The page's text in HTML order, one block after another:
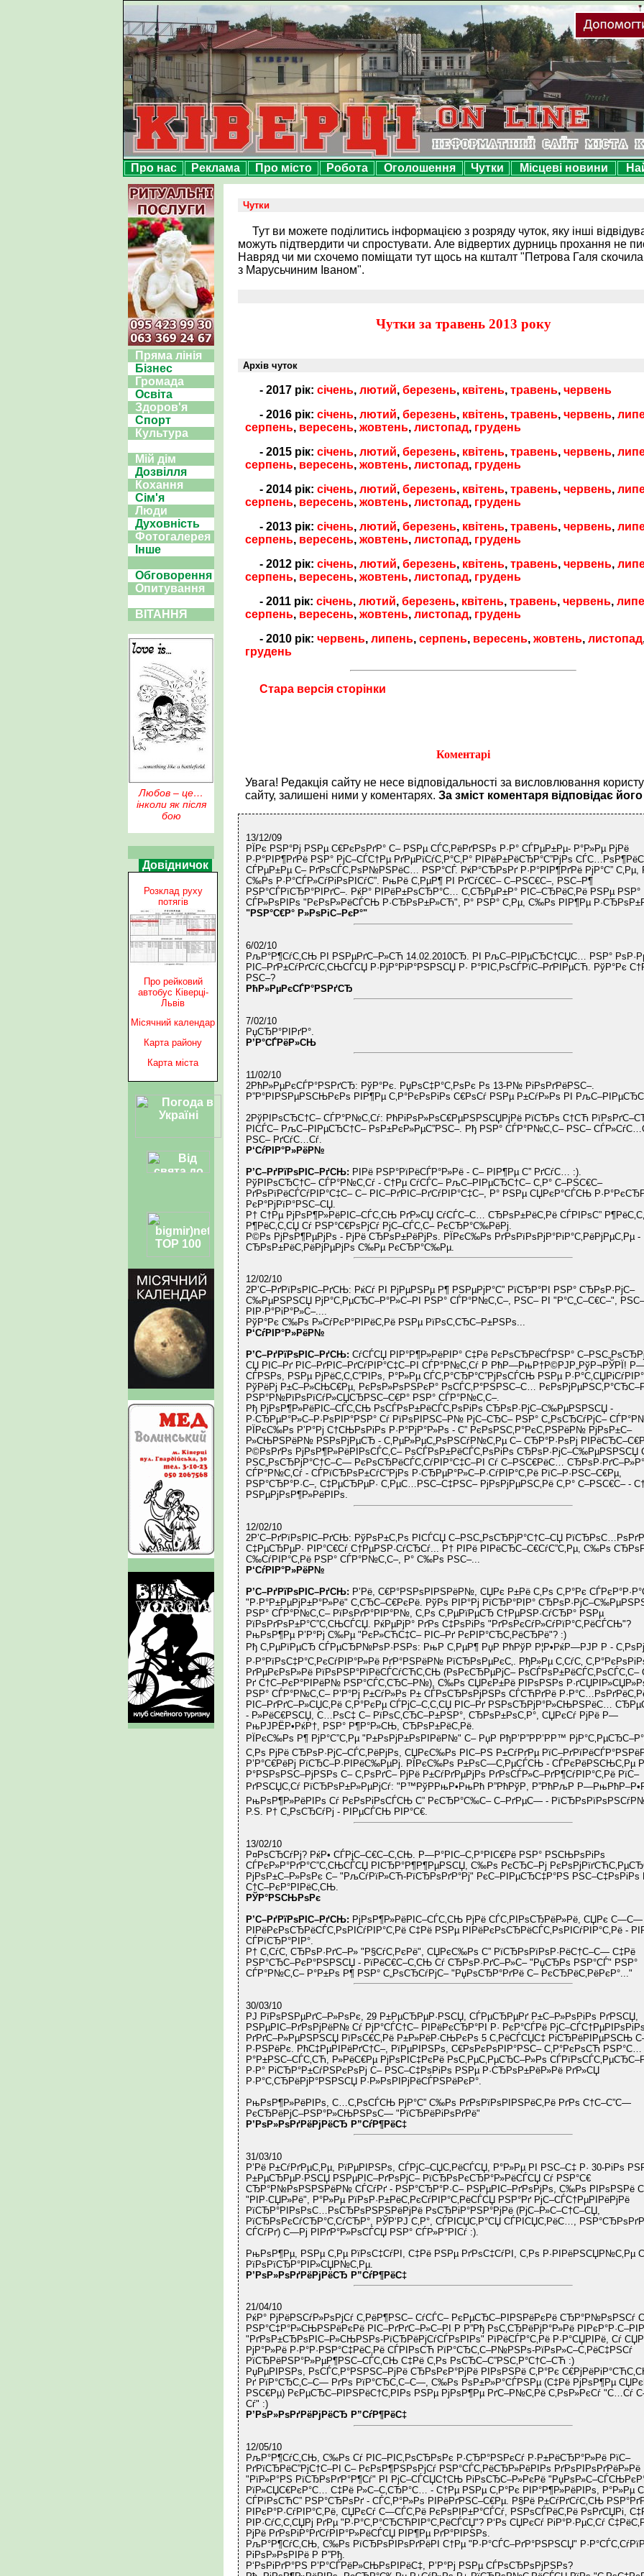
Про нас Реклама Про місто Робота Оголошення Чутки Місцеві новини
Пряма лінія
Бізнес
Громада
Освіта
Здоров'я
Спорт
Культура
Мій дім
Дозвілля
Кохання
Сім'я
Люди
Духовність
Фотогалерея
Інше
Обговорення
Опитування
ВІТАННЯ
Любов – це…
інколи як після
бою
Довідничок
Розклад руху
потягів
Про рейковий
автобус Ківерці-
Львів
Місячний календар
Карта району
Карта міста
Чутки
Тут ви можете поділитись інформацією з розряду чуток, яку інші
можуть підтвердити чи спростувати. Але відвертих дурниць прохання не
Навряд чи ми схочемо поміщати тут щось на кшталт "Петрова Галя скочила
з Марусьчиним Іваном".
Чутки за травень 2013 року
Архів чуток
- 2017 рік: січень, лютий, березень, квітень, травень, червень
- 2016 рік: січень, лютий, березень, квітень, травень, червень,
серпень, вересень, жовтень, листопад, грудень
- 2015 рік: січень, лютий, березень, квітень, травень, червень,
серпень, вересень, жовтень, листопад, грудень
- 2014 рік: січень, лютий, березень, квітень, травень, червень,
серпень, вересень, жовтень, листопад, грудень
- 2013 рік: січень, лютий, березень, квітень, травень, червень,
серпень, вересень, жовтень, листопад, грудень
- 2012 рік: січень, лютий, березень, квітень, травень, червень,
серпень, вересень, жовтень, листопад, грудень
- 2011 рік: січень, лютий, березень, квітень, травень, червень,
серпень, вересень, жовтень, листопад, грудень
- 2010 рік: червень, липень, серпень, вересень, жовтень, листопад
грудень
Стара версія сторінки
Коментарі
Увага! Редакція сайту не несе відповідальності за висловлювання
сайту, залишені ними у коментарях. За зміст коментаря відповідає
13/12/09
РЇРє РЅР°Рј РЅРµ С€РєРѕРґР° С– РЅРµ СЃС‚РёРґРЅРѕ Р·Р° СЃРµР±Рµ- Р°Р»Рµ РјРё
Р·Р°РІР¶РґРё РЅР° РјС–СЃС†Рµ РґРµРїСѓС‚Р°С‚Р° РІРёР±РёСЂР°С”РјРѕ
СЃРµР±Рµ С– РґРѕСЃС‚РѕР№РЅРёС… РЅР°СЃ. РќР°СЂРѕРґ Р·Р°РІР¶РґРё РјР°С” С‚Рµ,
С‰Рѕ Р·Р°СЃР»СѓРіРѕРІСѓС”. РњРё С‚РµР¶ РІ РґСѓС€С– С–РЅС€С–, РЅС–Р¶
РЅР°СЃРїСЂР°РІРґС–. РќР° РІРёР±РѕСЂР°С… С‚СЂРµР±Р° РІС–СЂРёС‚Рё РЅРµ РЅР°
СЃР»РѕРІРѕ "РєРѕР»РёСЃСЊ Р·СЂРѕР±Р»СЋ", Р° РЅР° С‚Рµ, С‰Рѕ РІР¶Рµ
"РЅР°С€Р° Р»РѕРіС–РєР°"
6/02/10
РљР°Р¶СѓС‚СЊ РІ РЅРµРґС–Р»СЋ 14.02.2010СЂ. РІ РљС–РІРµСЂС†СЏС… РЅР°
РІС–РґР±СѓРґСѓС‚СЊСЃСЏ Р·РјР°РіР°РЅРЅСЏ Р· Р°РІС‚РѕСЃРїС–РґРІРµСЋ. РўР°Рє
РЅС–?
РћР»РµРєСЃР°РЅРґСЂ
7/02/10
РџСЂР°РІРґР°.
Р’Р°СЃРёР»СЊ
11/02/10
2РћР»РµРєСЃР°РЅРґСЂ: РўР°Рє. РџРѕС‡Р°С‚РѕРє Рѕ 13-Р№ РіРѕРґРёРЅС–.
Р”Р°РІРЅРµРЅСЊРєРѕ РІР¶Рµ С‚Р°РєРѕРіРѕ С€РѕСѓ РЅРµ Р±СѓР»Рѕ РІ
2РўРІРѕСЂС†С– СЃР°Р№С‚Сѓ: РћРіРѕР»РѕС€РµРЅРЅСЏРјРё РїСЂРѕ С†СЋ
РІСЃС– РљС–РІРµСЂС†С– РѕР±РєР»РµС”РЅС–. Рђ РЅР° СЃР°Р№С‚С– РЅС–
РЅС– РґСѓС…Сѓ.
Р‘СѓРІР°Р»РёР№
Р’С–РґРїРѕРІС–РґСЊ: РІРё РЅР°РїРёСЃР°Р»Рё - С– РІР¶Рµ С” РґСѓС… :).
РўРІРѕСЂС†С– СЃР°Р№С‚Сѓ - С†Рµ СѓСЃС– РљС–РІРµСЂС†С– С‚Р° С–РЅС€С–
РґРѕРїРёСЃСѓРІР°С‡С– С– РІС–РґРІС–РґСѓРІР°С‡С–, Р° РЅРµ СЏРєР°СЃСЊ
РєР°РјРїР°РЅС–СЏ.
Р† С†Рµ РјРѕР¶Р»РёРІС–СЃС‚СЊ РґР»СЏ СѓСЃС–С… СЂРѕР±РёС‚Рё СЃРІРѕС”
Р¶РёС‚С‚СЏ Сѓ РЅР°С€РѕРјСѓ РјС–СЃС‚С– РєСЂР°С‰РёРј.
Р©Рѕ РјРѕР¶РµРјРѕ - РјРё СЂРѕР±РёРјРѕ. РЇРєС‰Рѕ РґРѕРїРѕРјР°РіР°С‚РёРјРµС‚Рµ -
СЂРѕР±РёС‚РёРјРµРјРѕ С‰Рµ РєСЂР°С‰Рµ.
12/02/10
2Р’С–РґРїРѕРІС–РґСЊ: РќСѓ РІ РјРµРЅРµ Р¶ РЅРµРјР°С” РїСЂР°РІ РЅР° СЂРѕР·РјС–
С‰РµРЅРЅСЏ РјР°С‚РµСЂС–Р°Р»С–РІ РЅР° СЃР°Р№С‚С–, РЅС– РІ "Р°С„С–С€С–", РЅС–
РІР·Р°РіР°Р»С–....
РўР°Рє С‰Рѕ Р»СѓРєР°РІРёС‚Рё РЅРµ РїРѕС‚СЂС–Р±РЅРѕ...
Р‘СѓРІР°Р»РёР№
Р’С–РґРїРѕРІС–РґСЊ: СѓСЃСЏ РІР°Р¶Р»РёРІР° С‡Рё РєРѕСЂРёСЃРЅР°
СЏ РІС–Рґ РІС–РґРІС–РґСѓРІР°С‡С–РІ СЃР°Р№С‚Сѓ Р РћР—РњР†Р©РЈР„РўР¬РЎРЇ!
СЃРЅРѕ, РЅРµ РјРёС‚С‚С”РІРѕ, Р°Р»Рµ СЃС‚Р°СЂР°С”РјРѕСЃСЊ РЅРµ
РўРёРј Р±С–Р»СЊС€Рµ, РєРѕР»РѕРЅРєР° РѕСЃС‚Р°РЅРЅС–С…
РЅР°Р№РїРѕРїСѓР»СЏСЂРЅС–С€Р° РЅР° СЃР°Р№С‚С–.
Рђ РјРѕР¶Р»РёРІС–СЃС‚СЊ РѕСЃРѕР±РёСЃС‚РѕРіРѕ СЂРѕР·РјС–С‰РµРЅРЅСЏ -
Р·СЂРµР°Р»С–Р·РѕРІР°РЅР° Сѓ РїРѕРІРЅС–Р№ РјС–СЂС– РЅР° С„РѕСЂСѓРјС–
РЇРєС‰Рѕ Р’Р°Рј С†СЊРѕРіРѕ Р·Р°РјР°Р»Рѕ - С” РєРѕРЅС‚Р°РєС‚РЅРёР№ РјРѕР±С–
Р»СЊРЅРёР№ РЅРѕРјРµСЂ - С‚РµР»РµС„РѕРЅСѓР№С‚Рµ С– СЂР°Р·РѕРј
Р©РѕРґРѕ РјРѕР¶Р»РёРІРѕСЃС‚С– РѕСЃРѕР±РёСЃС‚РѕРіРѕ СЂРѕР·РјС–С‰РµРЅРЅСЏ
РЅС„РѕСЂРјР°С†С–С— РєРѕСЂРёСЃС‚СѓРІР°С‡С–РІ Сѓ С–РЅС€РёС…
СЃР°Р№С‚Сѓ - СЃРїСЂРѕР±СѓС”РјРѕ Р·СЂРµР°Р»С–Р·СѓРІР°С‚Рё РїС–Р·РЅС–С€Рµ,
РЅР°СЂР°Р·С–, С‡РµСЂРµР· С‚РµС…РЅС–С‡РЅС– РјРѕРјРµРЅС‚Рё С‚Р° С–РЅС€С– -
РЅРµРјРѕР¶Р»РёРІРѕ.
12/02/10
2Р’С–РґРїРѕРІС–РґСЊ: РўРѕР±С‚Рѕ РІСЃСЏ С–РЅС„РѕСЂРјР°С†С–СЏ
С‡РµСЂРµР· РІР°С€Сѓ С†РµРЅР·СѓСЂСѓ... Р† РІРё РІРёСЂС–С€СѓС”С‚Рµ, С‰Рѕ
С‰СѓРІР°С‚Рё РЅР° СЃР°Р№С‚С–, Р° С‰Рѕ РЅС–...
Р‘СѓРІР°Р»РёР№
Р’С–РґРїРѕРІС–РґСЊ: Р’Рё, С€Р°РЅРѕРІРЅРёР№, СЏРє Р±Рё С‚Рѕ С‚Р°Рє
"Р·Р°Р±РµРјР±Р°Р»Рё" С‚СЂС–С€РєРё. РўРѕ РІР°Рј РїСЂР°РІР°
РЅР° СЃР°Р№С‚С– РїРѕРґР°РІР°Р№, С‚Рѕ С‚РµРїРµСЂ С†РµРЅР·СѓСЂР° РЅРµ
РїРѕРґРѕР±Р°С”С‚СЊСЃСЏ. РќРµРјР° РґРѕ С‡РѕРіРѕ "РґРѕРєСѓР»СѓРїР°С‚РёСЃСЊ"?
РњРѕР¶Рµ Р’Р°Рј С‰Рµ "РєР»СЋС‡С– РІС–Рґ РєРІР°СЂС‚РёСЂРё"? :)
Рђ С‚РµРїРµСЂ СЃРµСЂР№РѕР·РЅРѕ: РњР С‚РµР¶ РџР РћРўР Р¦Р•РќР—РЈР Р -
Р·Р°РїРѕС‡Р°С‚РєСѓРІР°Р»Рё РґР°РЅРёР№ РїСЂРѕРµРєС‚. РђР»Рµ С‚СѓС‚
РґРµРєРѕР»Рё РїРѕРЅР°РїРёСЃСѓСЋС‚СЊ (РѕРєСЂРµРјС– РѕСЃРѕР±РёСЃС‚РѕСЃС‚С–
Рґ С†С–РєР°РІРёР№ РЅР°СЃС‚СЂС–Р№), С‰Рѕ СЏРєР±Рё РІРѕРЅРѕ
РЅР° СЃР°Р№С‚С– Р’Р°Рј Р±СѓР»Рѕ Р± СЃРѕСЂРѕРјРЅРѕ СЃСЋРґРё
РІС–РґРґС–Р»СЏС‚Рё С‚Р°РєРµ СЃРјС–С‚С‚СЏ РІС–Рґ РЅРѕСЂРјР°Р»СЊРЅРёС…
- Р»РёС€РЅСЏ, С…РѕС‡ С– РїРѕС‚СЂС–Р±РЅР°, СЂРѕР±РѕС‚Р°, СЏРєСѓ РјРё Р—
РњРЈРЁР•РќР†, РЅР° Р¶Р°Р»СЊ, СЂРѕР±РёС‚Рё.
РЇРєС‰Рѕ Р¶ РјР°С”С‚Рµ "Р±РѕРјР±РѕРІРёР№" С– РџР РђР’Р”РР’РР™
С‚Рѕ РјРё СЂРѕР·РјС–СЃС‚РёРјРѕ, СЏРєС‰Рѕ РІС–РЅ Р±СѓРґРµ
Р’Р°С€РёРј РїСЂС–Р·РІРёС‰РµРј. РЇРєС‰Рѕ Р±РѕС—С‚РµСЃСЊ - СЃРєРёРЅСЊС‚Рµ
Р°РЅРѕРЅС–РјРЅРѕ С– С‚РѕРґС– РјРё Р±СѓРґРµРјРѕ РґРѕСЃР»С–РґР¶СѓРІР°С‚Рё РїС–
РґРЅСЏС‚Сѓ РїСЂРѕР±Р»РµРјСѓ: "Р™РўРРњР•РњРћ Р”РћРўР, Р”РћРљР
РњРѕР¶Р»РёРІРѕ Сѓ РєРѕРіРѕСЃСЊ С” РєСЂР°С‰С– С–РґРµС— -
P.S. Р† С„РѕСЂСѓРј - РІРµСЃСЊ РІР°С€.
13/02/10
Р¤РѕСЂСѓРј? РќР• СЃРјС–С€С–С‚СЊ. Р—Р°РІС–С‚Р°РІС€Рё РЅР° РЅСЊРѕРіРѕ
СЃРєР»Р°РґР°С”С‚СЊСЃСЏ РІСЂР°Р¶Р¶РµРЅСЏ, С‰Рѕ РєСЂС–Рј
РјРѕР±С–Р»РѕРє С– "РљСѓРїР»СЋ-РїСЂРѕРґР°Рј" РєС–РІРµСЂС‡Р°РЅ РЅС–С‡РѕРіРѕ
С†С–РєР°РІРёС‚СЊ.
РЎР°РЅСЊРѕРє
Р’С–РґРїРѕРІС–РґСЊ: РјРѕР¶Р»РёРІС–СЃС‚СЊ РјРё СЃС‚РІРѕСЂРёР»Рё, СЏРє С—С—
РІРёРєРѕСЂРёСЃС‚РѕРІСѓРІР°С‚Рё С‡Рё РЅРµ РІРёРєРѕСЂРёСЃС‚РѕРІСѓРІР°С‚Рё -
СЃРїСЂР°РІР°.
Р† С‚СѓС‚ СЂРѕР·РґС–Р» "Р§СѓС‚РєРё", СЏРєС‰Рѕ С” РїСЂРѕРїРѕР·РёС†С–С— С‡Рё
РЅР°СЂС–РєР°РЅРЅСЏ - РїРёС€С–С‚СЊ Сѓ СЂРѕР·РґС–Р»С– "РџСЂРѕ РЅР°СЃ" РЅР°
СЃР°Р№С‚С– Р°Р±Рѕ Р¶ РЅР° С„РѕСЂСѓРјС– "РџРѕСЂР°РґРё С– РєСЂРёС‚РёРєР°..."
30/03/10
РЈ РїРѕРЅРµРґС–Р»РѕРє, 29 Р±РµСЂРµР·РЅСЏ, СЃРµСЂРµРґ Р±С–Р»РѕРіРѕ РґРЅСЏ,
РЅРµРІС–РґРѕРјРёР№ Сѓ РјР°СЃС†С– РІРёРєСЂР°РІ Р· РєР°СЃРё
РґРґС–Р»РµРЅРЅСЏ РїРѕС€С‚Рё Р±Р»РёР·СЊРєРѕ 5 С‚РёСЃСЏС‡ РіСЂРёРІРµРЅСЊ
Р·РЅРёРє. РћС‡РµРІРёРґС†С–, РїРµРІРЅРѕ, С€РѕРєРѕРІР°РЅС– С‚Р°РєРѕСЋ РЅР°С…
Р°Р±РЅС–СЃС‚СЋ, Р»РёС€Рµ РјРѕРІС‡РєРё РѕС‚РµС‚РµСЂС–Р»Рѕ
Р·Р° РіСЂР°Р±СѓРЅРєРѕРј С– РЅС–С‡РѕРіРѕ РЅРµ Р·СЂРѕР±РёР»Рё РґР»СЏ
Р·Р°С‚СЂРёРјР°РЅРЅСЏ Р·Р»РѕРІРјРёСЃРЅРёРєР°.
РњРѕР¶Р»РёРІРѕ, С…С‚РѕСЃСЊ РјР°С” С‰Рѕ РґРѕРїРѕРІРЅРёС‚Рё РґРѕ С†С–С”С—
РєСЂРёРјС–РЅР°Р»СЊРЅРѕС— "РїСЂРёРіРѕРґРё"
Р’РѕР»РѕРґРёРјРёСЂ Р”СѓР¶РёС‡
31/03/10
Р’Рё Р±СѓРґРµС‚Рµ, РїРµРІРЅРѕ, СЃРјС–СЏС‚РёСЃСЏ, Р°Р»Рµ РІ РЅС–С‡ Р· 30-РіРѕ
Р±РµСЂРµР·РЅСЏ РЅРµРІС–РґРѕРјС– РїСЂРѕРєСЂР°Р»РёСЃСЏ Сѓ РЅР°С€
СЂР°Р№РѕРЅРЅРёР№ СЃСѓРґ - РЅР°СЂР°Р·С– РЅРµРІС–РґРѕРјРѕ, С‰Рѕ РІРѕРЅРё
"РІР·СЏР»Рё", Р°Р»Рµ РїРѕР·Р±РёС‚РєСѓРІР°С‚РёСЃСЏ РЅР°Рґ РјС–СЃС†РµРІРёРјРё
РїСЂР°РІРѕРѕС…РѕСЂРѕРЅРЅРёРјРё РѕСЂРіР°РЅР°РјРё (РјС–Р»С–С†С–СЏ,
РїСЂРѕРєСѓСЂР°С‚СѓСЂР°, РЎР‘РЈ С‚Р°, СЃРІСЏС‚Р°СЏ СЃРІСЏС‚РёС…,
СЃСѓРґ) С—Рј РІРґР°Р»РѕСЃСЏ РЅР° СЃР»Р°РІСѓ :).
РњРѕР¶Рµ, РЅРµ С‚Рµ РїРѕС‡СѓРІ, С‡Рё РЅРµ РґРѕС‡СѓРІ, С‚Рѕ Р·РІРёРЅСЏР№С‚Рµ
РїРѕРїСЂР°РІР»СЏР№С‚Рµ.
Р’РѕР»РѕРґРёРјРёСЂ Р”СѓР¶РёС‡
21/04/10
РќР° РјРёРЅСѓР»РѕРјСѓ С‚РёР¶РЅС– СѓСЃС– РєРµСЂС–РІРЅРёРєРё СЂР°Р№РѕРЅСѓ
РЅР°С‡Р°Р»СЊРЅРёРєРё РІС–РґРґС–Р»С–РІ Р Р”Рђ РѕС‚СЂРёРјР°Р»Рё
"РґРѕР±СЂРѕРІС–Р»СЊРЅРѕ-РїСЂРёРјСѓСЃРѕРІРѕ" РїРёСЃР°С‚Рё Р·Р°СЏРІРё, Сѓ
РјР°Р»Рё Р·Р°Р·РЅР°С‡РёС‚Рё СЃРІРѕСЋ РїР°СЂС‚С–Р№РЅРѕ-РїРѕР»С–С‚РёС‡РЅСѓ
РїСЂРёРЅР°Р»РµР¶РЅС–СЃС‚СЊ С‡Рё С‚Рѕ РѕСЂС–С”РЅС‚Р°С†С–СЋ :)
РџРµРІРЅРѕ, РѕСЃС‚Р°РЅРЅС–РјРё СЂРѕРєР°РјРё РІРѕРЅРё С‚Р°Рє
Рґ РїР°СЂС‚С–С— РґРѕ РїР°СЂС‚С–С—, С‰Рѕ РѕР±Р»Р°СЃРЅРµ (С‡Рё РјРѕР¶Рµ
РЅС€Рµ) РєРµСЂС–РІРЅРёС†С‚РІРѕ РЅРµ РјРѕР¶Рµ РґС–Р№С‚Рё С‚РѕР»РєСѓ "С…Сѓ
Сѓ" :)
Р’РѕР»РѕРґРёРјРёСЂ Р”СѓР¶РёС‡
12/05/10
РљР°Р¶СѓС‚СЊ, С‰Рѕ Сѓ РІС–РІС‚РѕСЂРѕРє Р·СЂР°РЅРєСѓ Р·Р±РёСЂР°Р»Рё РїС–
РґРїСЂРёС”РјС†С–РІ С– РєРѕР¶РЅРѕРјСѓ РЅР°СЃС‚РёСЂР»РёРІРѕ РґРѕРІРѕРґРёР»Рё
"РїР»Р°РЅ РїСЂРѕРґР°Р¶Сѓ" РІ РјС–СЃСЏС†СЊ РіРѕСЂС–Р»РєРё
РїР»СЏС€РєР°С… С‡Рё Р»С–С‚СЂР°С… - С†Рµ РЅРµ С‚Р°Рє РІР°Р¶Р»РёРІРѕ, Р°Р»Рµ
СЃРїРѕСЋС” РЅР°СЂРѕРґ - СЃС‚Р°Р»Рѕ РІРёРґРЅС–С€Рµ. Р§Рё Р±СѓРґСѓС‚СЊ
РІРєР°Р·СѓРІР°С‚Рё, СЏРєСѓ С—СЃС‚Рё РєРѕРІР±Р°СЃСѓ, РЅРѕСЃРёС‚Рё РѕРґСЏРі,
РІР·СѓС‚С‚СЏРј РґРµ "Р·Р°С‚Р°СЂСЋРІР°С‚РёСЃСЏ"? Р‘Рѕ СЏРєСѓ РіР°Р·РµС‚Сѓ
РјРё РґРѕРіР°РґСѓРІР°Р»РёСЃСЏ РІР¶Рµ РґР°РІРЅРѕ.
РљР°Р¶СѓС‚СЊ, С‰Рѕ РїСЂРѕРІРѕРґРёРІ С†Рµ "Р·Р°СЃС–РґР°РЅРЅСЏ"
РіРѕР»РѕРІРё Р Р”Рђ.
Р‘РѕРіРґР°РЅ Р’Р°СЃРёР»СЊРѕРІРёС‡, Р’Р°Рј РЅРµ СЃРѕСЂРѕРјРЅРѕ?